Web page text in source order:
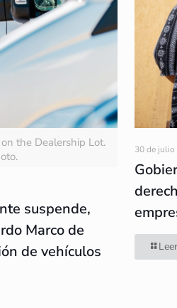
the Dealership Lot.
suspende,
Marco de
de vehículos
30 de julio